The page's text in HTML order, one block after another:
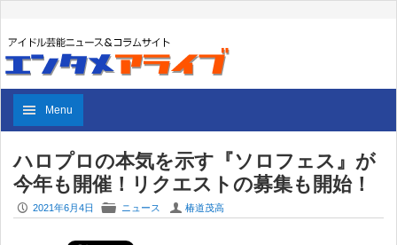
Menu
ハロプロの本気を示す『ソロフェス』が
今年も開催！リクエストの募集も開始！
P 2021年6月4日 F ニュース U 椿道茂高